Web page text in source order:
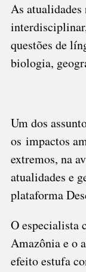
As atualidades
questões de
biologia,
Um dos
os impactos
extremos, na
atualidades e
plataforma
O especialista
Amazônia e o
efeito estufa